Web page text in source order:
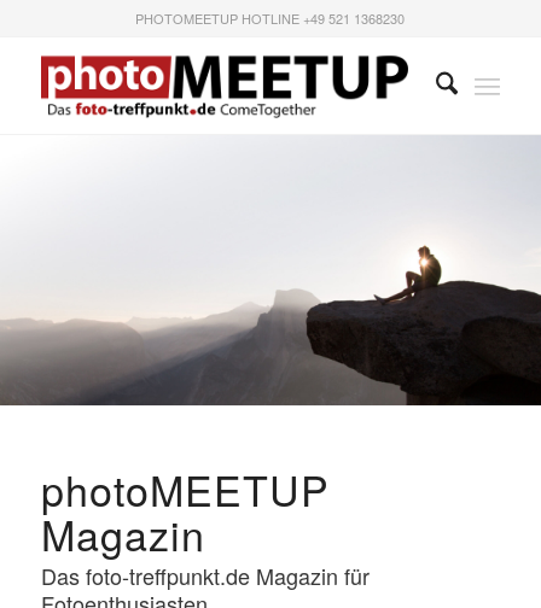
PHOTOMEETUP HOTLINE +49 521 1368230
photoMEETUP
Magazin
Das foto-treffpunkt.de Magazin für